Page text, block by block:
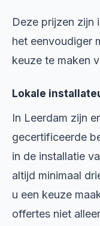
Deze prijzen zijn
het eenvoudiger
keuze te maken
Lokale
In Leerdam zijn
gecertificeerde
in de installatie
altijd minimaal
u een keuze
offertes niet